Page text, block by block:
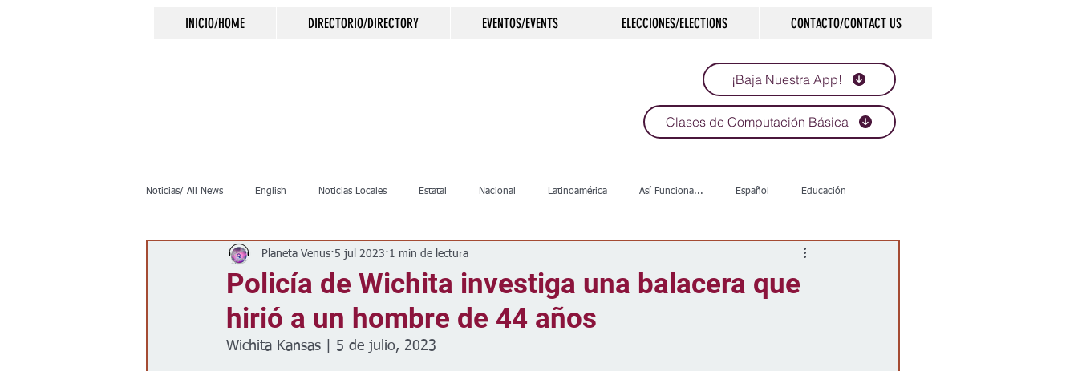
INICIO/HOME DIRECTORIO/DIRECTORY EVENTOS/EVENTS ELECCIONES/ELECTIONS CONTACTO/CONTACT US
¡Baja Nuestra App!
Clases de Computación Básica
Noticias/ All News English Noticias Locales Estatal Nacional Latinoamérica Así Funciona... Español Educación
Inmigración Crimen Negocios Salud Arte & Cultura
Clima Vivienda Escuelas Calles Desamparados
Policía de Wichita investiga una balacera que
hirió a un hombre de 44 años
Planeta Venus 5 jul 2023 1 min de lectura
Wichita Kansas | 5 de julio, 2023